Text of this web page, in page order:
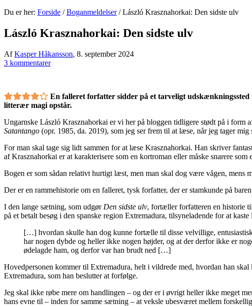
Du er her: Forside / Boganmeldelser /László Krasznahorkai: Den sidste ulv
László Krasznahorkai: Den sidste ulv
AfKasper Håkansson, 8. september 2024
3 kommentarer
En falleret forfatter sidder på et tarveligt
litterær magi opstår.
Ungarnske László Krasznahorkai er vi her på bloggen tidligere stødt på i form
Satantango (opr. 1985, da. 2019), som jeg ser frem til at læse, når jeg tager
For man skal tage sig lidt sammen for at læse Krasznahorkai. Han skriver
af Krasznahorkai er at karakterisere som en kortroman eller måske snarere som
Bogen er som sådan relativt hurtigt læst, men man skal dog være vågen,
Der er en rammehistorie om en falleret, tysk forfatter, der er stamkunde på baren
I den lange sætning, som udgør Den sidste ulv, fortæller forfatteren en historie
på et betalt besøg i den spanske region Extremadura, tilsyneladende for at
[…] hvordan skulle han dog kunne fortælle til disse velvillige,
har nogen dybde og heller ikke nogen højder, og at der derfor ikke er
ødelagde ham, og derfor var han brudt ned […]
Hovedpersonen kommer til Extremadura, helt i vildrede med, hvordan han
Extremadura, som han beslutter at forfølge.
Jeg skal ikke røbe mere om handlingen – og der er i øvrigt heller ikke meget
hans evne til – inden for samme sætning – at veksle ubesværet mellem